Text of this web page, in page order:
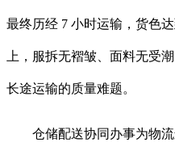
最终历经 7 小时运输，货色
上，服拆无褶皱、面料无受
长途运输的质量难题。
仓储配送协同办事为物流